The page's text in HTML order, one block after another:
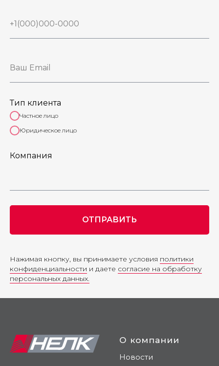
Тип клиента
Частное лицо
Юридическое лицо
Компания
ОТПРАВИТЬ
Нажимая кнопку, вы принимаете условия политики
конфиденциальности и даете согласие на обработку
персональных данных.
О компании
Новости